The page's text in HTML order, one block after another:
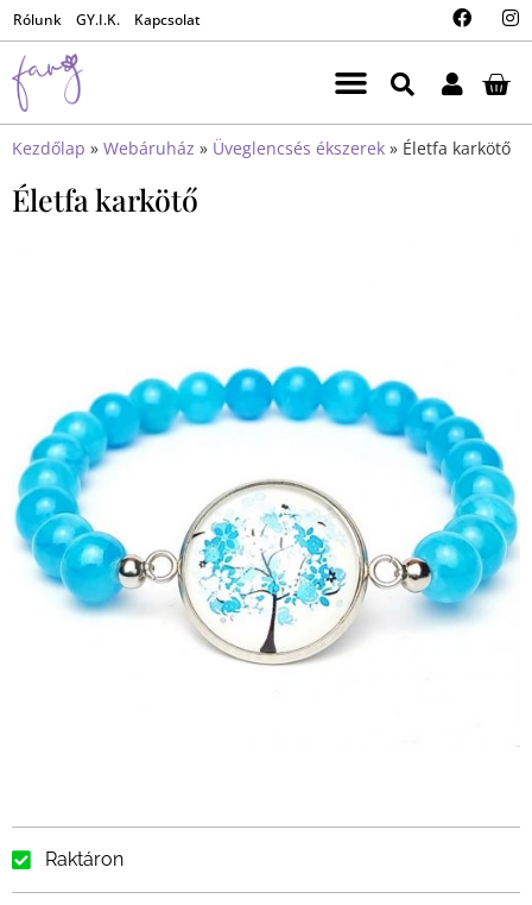
Rólunk GY.I.K. Kapcsolat
Kezdőlap » Webáruház » Üveglencsés ékszerek » Életfa karkötő
Életfa karkötő
Raktáron